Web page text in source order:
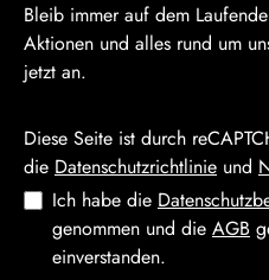
Bleib immer auf dem
Aktionen und alles rund um
jetzt an.
Diese Seite ist durch
die Datenschutzrichtlinie und
Ich habe die
genommen und die AGB
einverstanden.